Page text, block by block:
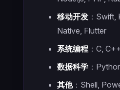
移动开发 ：Swift,
Native, Flutter
系统编程 ：C,
数据科学 ：
其他：Shell,